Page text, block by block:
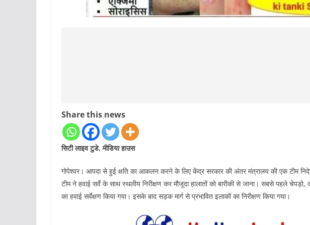
Share this news
सिटी लाइव टुडे, मीडिया हाउस
गोपेश्वर। आपदा से हुई क्षति का आकलन करने के लिए केंद्र सरकार की अंतर मंत्रालय की एक टीम
टीम ने हवाई सर्वे के साथ स्थलीय निरीक्षण कर मौजूदा हालातों को बारीकी से जाना। सबसे पहले
का हवाई सर्वेक्षण किया गया। इसके बाद सड़क मार्ग से प्रभावित इलाकों का निरीक्षण किया गया।